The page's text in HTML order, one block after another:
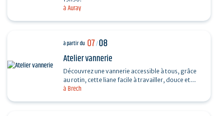
à Auray
à Brech
à partir du 07/08
Atelier vannerie
Découvrez une vannerie accessible à tous, grâce
au rotin, cette liane facile à travailler, douce et